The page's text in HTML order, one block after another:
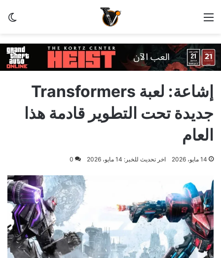
القائمة
إشاعة: لعبة Transformers
جديدة تحت التطوير قادمة هذا
العام
14 مايو، 2026 اخر تحديث للخبر: 14 مايو، 2026 0